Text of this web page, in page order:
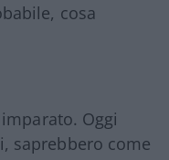
cosa
Oggi
saprebbero come